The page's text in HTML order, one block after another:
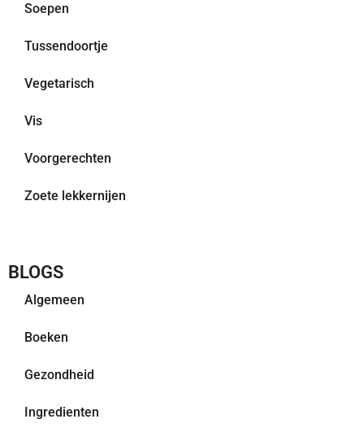
Soepen
Tussendoortje
Vegetarisch
Vis
Voorgerechten
Zoete lekkernijen
BLOGS
Algemeen
Boeken
Gezondheid
Ingredienten